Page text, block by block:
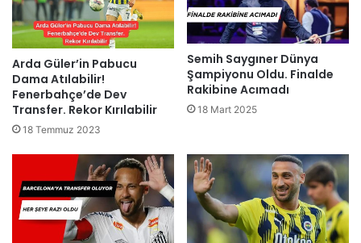
Arda Güler’in Pabucu
Dama Atılabilir!
Fenerbahçe’de Dev
Transfer. Rekor Kırılabilir
18 Temmuz 2023
Semih Saygıner Dünya
Şampiyonu Oldu. Finalde
Rakibine Acımadı
18 Mart 2025